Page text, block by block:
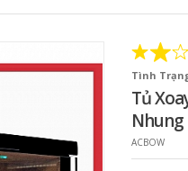
Tình
Tủ
Nhung
ACBOW